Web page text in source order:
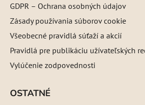
GDPR – Ochrana osobných údajov
Zásady používania súborov cookie
Všeobecné pravidlá súťaží a akcií
Pravidlá pre publikáciu užívateľských
Vylúčenie zodpovednosti
OSTATNÉ